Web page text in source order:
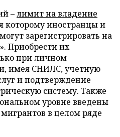
–лимит на владение
которому иностранцы и
зарегистрировать на
Приобрести их
при личном
имея СНИЛС, учетную
и подтверждение
систему. Также
уровне введены
в целом ряде